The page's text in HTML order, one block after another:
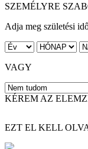
SZEMÉLYRE
Adja meg születési
VAGY
KÉREM AZ
EZT EL KELL